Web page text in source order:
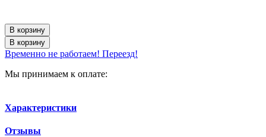
В корзину
В корзину
Временно не работаем! Переезд!
Мы принимаем к оплате:
Характеристики
Отзывы